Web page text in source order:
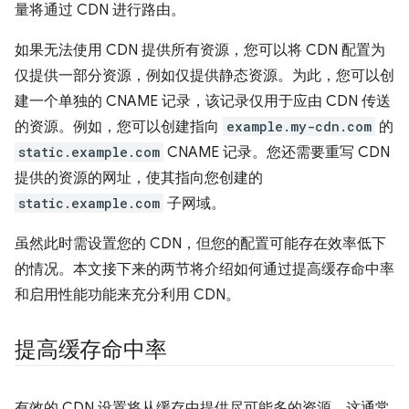
量将通过 CDN 进行路由。
如果无法使用 CDN 提供所有资源，您可以将 CDN 配置为
仅提供一部分资源，例如仅提供静态资源。为此，您可以创
建一个单独的 CNAME 记录，该记录仅用于应由 CDN 传送
的资源。例如，您可以创建指向 example.my-cdn.com 的
static.example.com CNAME 记录。您还需要重写 CDN
提供的资源的网址，使其指向您创建的
static.example.com 子网域。
虽然此时需设置您的 CDN，但您的配置可能存在效率低下
的情况。本文接下来的两节将介绍如何通过提高缓存命中率
和启用性能功能来充分利用 CDN。
提高缓存命中率